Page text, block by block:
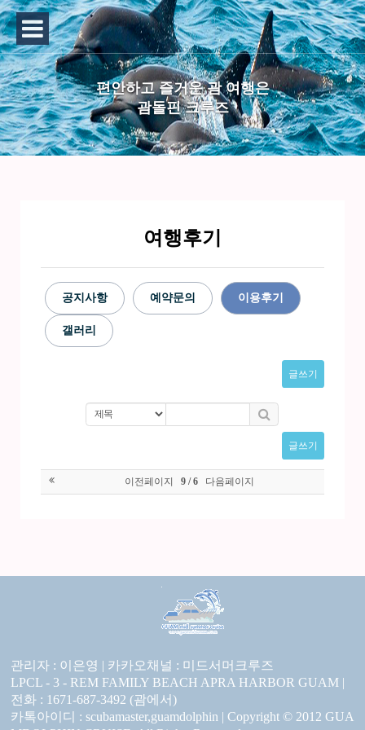
편안하고 즐거운 괌 여행은
괌돌핀 크루즈
여행후기
공지사항 예약문의 이용후기
갤러리
글쓰기
글쓰기
이전페이지 9 / 6 다음페이지
관리자 : 이은영 | 카카오채널 : 미드서머크루즈
LPCL - 3 - REM FAMILY BEACH APRA HARBOR GUAM |
전화 : 1671-687-3492 (괌에서)
카톡아이디 : scubamaster,guamdolphin | Copyright © 2012 GUA